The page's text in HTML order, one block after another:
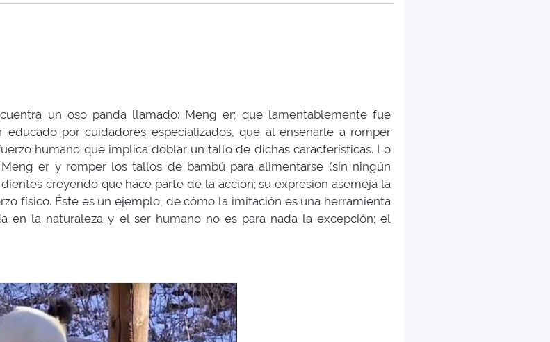
un oso panda llamado: Meng er; que lamentablemente fue
por cuidadores especializados, que al enseñarle a romper
humano que implica doblar un tallo de dichas características. Lo
er y romper los tallos de bambú para alimentarse (sin ningún
creyendo que hace parte de la acción; su expresión asemeja la
físico. Éste es un ejemplo, de cómo la imitación es una herramienta
en la naturaleza y el ser humano no es para nada la excepción; el